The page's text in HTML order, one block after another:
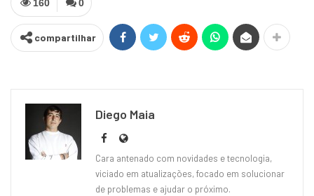
0
160
compartilhar
Diego Maia
Cara antenado com novidades e tecnologia,
viciado em atualizações, focado em solucionar
de problemas e ajudar o próximo.